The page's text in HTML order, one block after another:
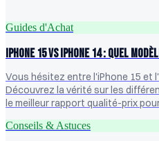
Guides d'Achat
iPhone 15 vs iPhone 14 : Quel
Vous hésitez entre l'iPhone 15 et
Découvrez la vérité sur les
le meilleur rapport qualité-prix
Conseils & Astuces